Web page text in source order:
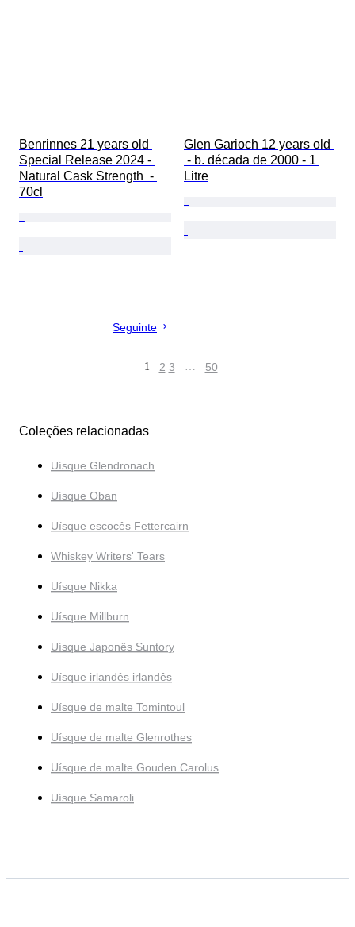
Benrinnes 21 years old
Special Release 2024 -
Natural Cask Strength  -
70cl
Glen Garioch 12 years old
- b. década de 2000 - 1
Litre
Seguinte
1 2 3 … 50
Coleções relacionadas
Uísque Glendronach
Uísque Oban
Uísque escocês Fettercairn
Whiskey Writers' Tears
Uísque Nikka
Uísque Millburn
Uísque Japonês Suntory
Uísque irlandês irlandês
Uísque de malte Tomintoul
Uísque de malte Glenrothes
Uísque de malte Gouden Carolus
Uísque Samaroli